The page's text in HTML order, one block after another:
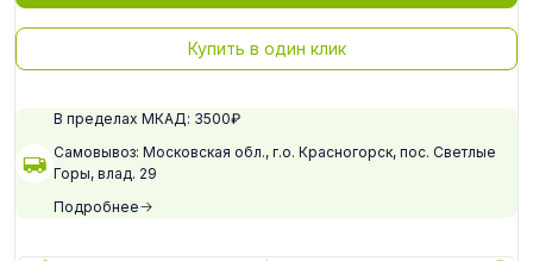
Купить в один клик
В пределах МКАД: 3500₽
Самовывоз: Московская обл., г.о. Красногорск, пос. Светлые
Горы, влад. 29
Подробнее